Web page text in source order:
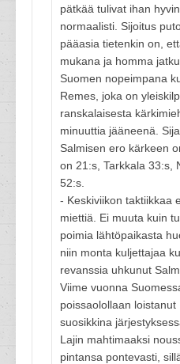
pätkää tulivat ihan
normaalisti. Sijoitus
pääasia tietenkin on,
mukana ja homma
Suomen nopeimpana
Remes, joka on
ranskalaisesta
minuuttia jääneenä.
Salmisen ero kärkeen
on 21:s, Tarkkala 33:s,
52:s.
- Keskiviikon taktiikkaa
miettiä. Ei muuta kuin
poimia lähtöpaikasta
niin monta kuljettajaa
revanssia uhkunut
Viime vuonna
poissaolollaan
suosikkina
Lajin mahtimaaksi
pintansa pontevasti,